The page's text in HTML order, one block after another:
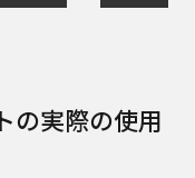
の実際の使用